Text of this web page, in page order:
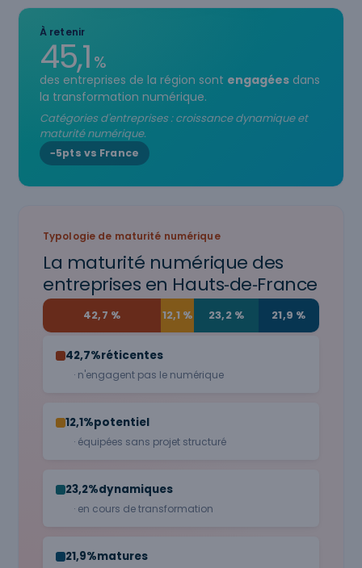
À retenir
45,1 %
des entreprises de la région sont engagées dans
la transformation numérique.
Catégories d'entreprises : croissance dynamique et
maturité numérique.
−5pts vs France
Typologie de maturité numérique
La maturité numérique des
entreprises en Hauts‑de‑France
42,7 % 12,1 % 23,2 % 21,9 %
42,7%réticentes
· n'engagent pas le numérique
12,1%potentiel
· équipées sans projet structuré
23,2%dynamiques
· en cours de transformation
21,9%matures